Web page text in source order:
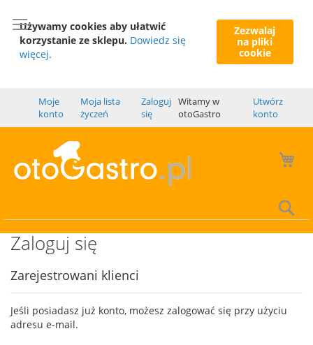
Używamy cookies aby ułatwić
korzystanie ze sklepu. Dowiedz się
więcej.
Zezwalaj
na pliki
cookie
Moje
konto
Moja lista
życzeń
Zaloguj
się
Witamy w
otoGastro
Utwórz
konto
Zaloguj się
Zarejestrowani klienci
Jeśli posiadasz już konto, możesz zalogować się przy użyciu
adresu e-mail.